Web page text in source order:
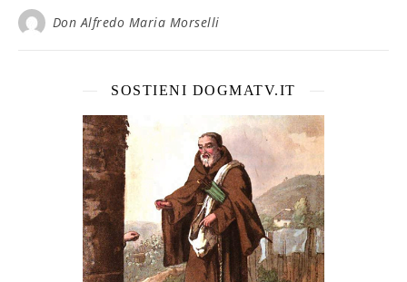
Don Alfredo Maria Morselli
SOSTIENI DOGMATV.IT